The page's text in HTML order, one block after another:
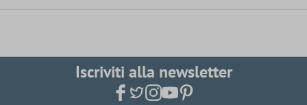
Iscriviti alla newsletter